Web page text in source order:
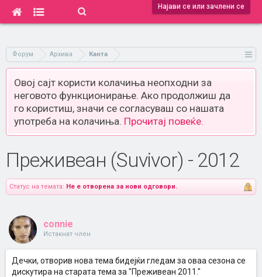
Најави се или зачлени се
Форум Архива Канта
Овој сајт користи колачиња неопходни за
неговото функционирање. Ако продолжиш да
го користиш, значи се согласуваш со нашата
употреба на колачиња. Прочитај повеќе.
Преживеан (Suvivor) - 2012
Статус на темата: Не е отворена за нови одговори.
connie
Истакнат член
Дечки, отворив нова тема бидејќи гледам за оваа сезона се
дискутира на старата тема за "Преживеан 2011."